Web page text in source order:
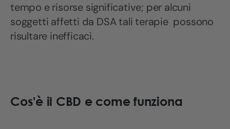
tempo e risorse significative; per alcuni
soggetti affetti da DSA tali terapie possono
risultare inefficaci.
Cos'è il CBD e come funziona